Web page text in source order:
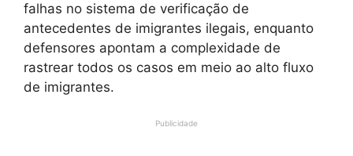
falhas no sistema de verificação de
antecedentes de imigrantes ilegais, enquanto
defensores apontam a complexidade de
rastrear todos os casos em meio ao alto fluxo
de imigrantes.
Publicidade